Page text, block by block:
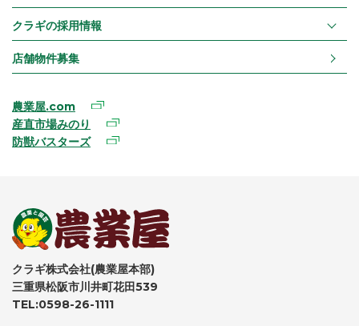
クラギの採用情報
店舗物件募集
農業屋.com
産直市場みのり
防獣バスターズ
クラギ株式会社(農業屋本部)
三重県松阪市川井町花田539
TEL:0598-26-1111